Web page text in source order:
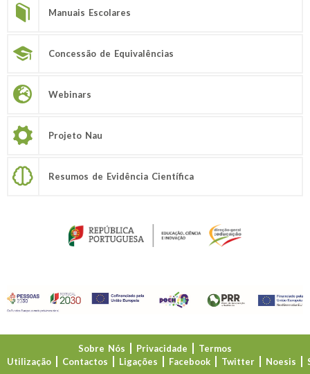
Manuais Escolares
Concessão de Equivalências
Webinars
Projeto Nau
Resumos de Evidência Científica
Sobre Nós Privacidade
Termos
Utilização
Contactos Ligações Facebook Twitter Noesis